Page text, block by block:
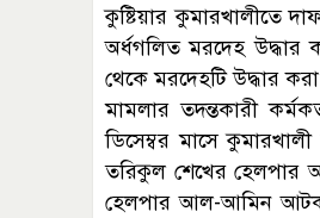
কুষ্টিয়ার কুমারখালীতে
অর্ধগলিত মরদেহ উদ্ধার
থেকে মরদেহটি উদ্ধার
মামলার তদন্তকারী
ডিসেম্বর মাসে
তরিকুল শেখের হেলপার
হেলপার আল-আমিন আটক